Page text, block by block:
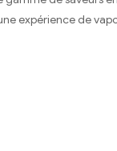
expérience de